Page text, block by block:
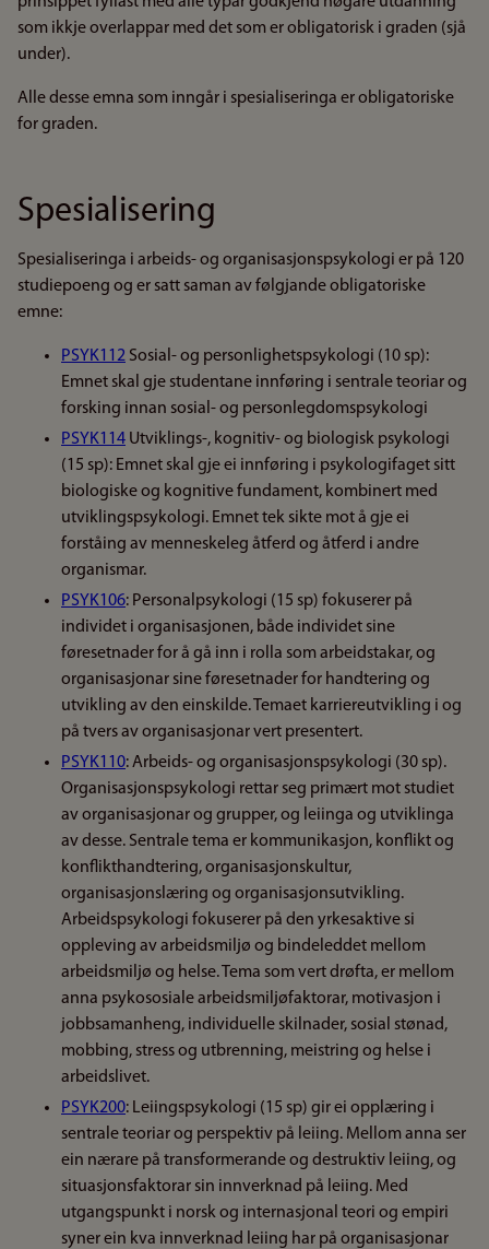
som ikkje overlappar med det som er obligatorisk i graden (sjå
under).
Alle desse emna som inngår i spesialiseringa er obligatoriske
for graden.
Spesialisering
Spesialiseringa i arbeids- og organisasjonspsykologi er på 120
studiepoeng og er satt saman av følgjande obligatoriske
emne:
PSYK112 Sosial- og personlighetspsykologi (10 sp):
Emnet skal gje studentane innføring i sentrale teoriar og
forsking innan sosial- og personlegdomspsykologi
PSYK114 Utviklings-, kognitiv- og biologisk psykologi
(15 sp): Emnet skal gje ei innføring i psykologifaget sitt
biologiske og kognitive fundament, kombinert med
utviklingspsykologi. Emnet tek sikte mot å gje ei
forståing av menneskeleg åtferd og åtferd i andre
organismar.
PSYK106: Personalpsykologi (15 sp) fokuserer på
individet i organisasjonen, både individet sine
føresetnader for å gå inn i rolla som arbeidstakar, og
organisasjonar sine føresetnader for handtering og
utvikling av den einskilde. Temaet karriereutvikling i og
på tvers av organisasjonar vert presentert.
PSYK110: Arbeids- og organisasjonspsykologi (30 sp).
Organisasjonspsykologi rettar seg primært mot studiet
av organisasjonar og grupper, og leiinga og utviklinga
av desse. Sentrale tema er kommunikasjon, konflikt og
konflikthandtering, organisasjonskultur,
organisasjonslæring og organisasjonsutvikling.
Arbeidspsykologi fokuserer på den yrkesaktive si
oppleving av arbeidsmiljø og bindeleddet mellom
arbeidsmiljø og helse. Tema som vert drøfta, er mellom
anna psykososiale arbeidsmiljøfaktorar, motivasjon i
jobbsamanheng, individuelle skilnader, sosial stønad,
mobbing, stress og utbrenning, meistring og helse i
arbeidslivet.
PSYK200: Leiingspsykologi (15 sp) gir ei opplæring i
sentrale teoriar og perspektiv på leiing. Mellom anna ser
ein nærare på transformerande og destruktiv leiing, og
situasjonsfaktorar sin innverknad på leiing. Med
utgangspunkt i norsk og internasjonal teori og empiri
syner ein kva innverknad leiing har på organisasjonar